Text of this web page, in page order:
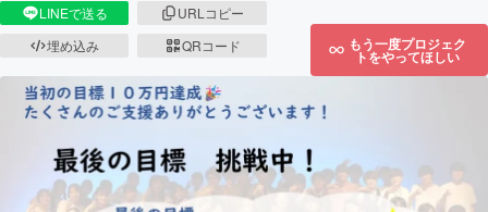
LINEで送る
URLコピー
埋め込み
QRコード もう一度プロジェク
トをやってほしい